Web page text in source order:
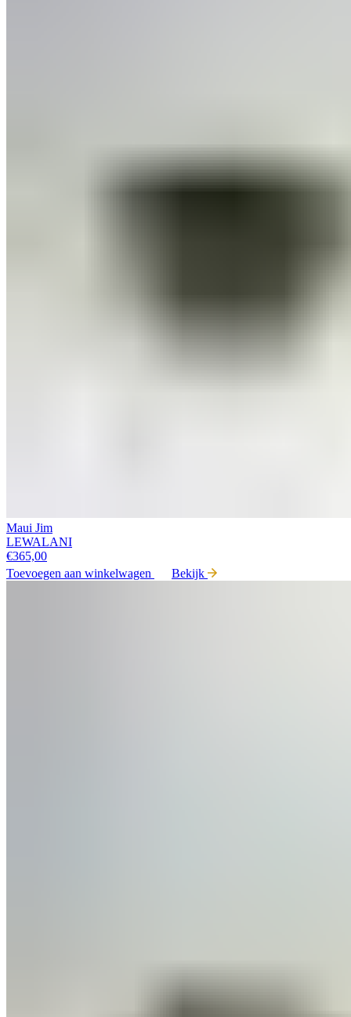
Maui Jim
LEWALANI
€365,00
Toevoegen aan winkelwagen
Bekijk